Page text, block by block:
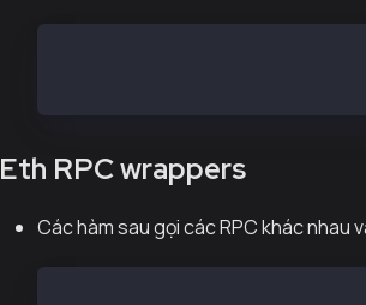
Eth RPC wrappers
Các hàm sau gọi các RPC khác nhau